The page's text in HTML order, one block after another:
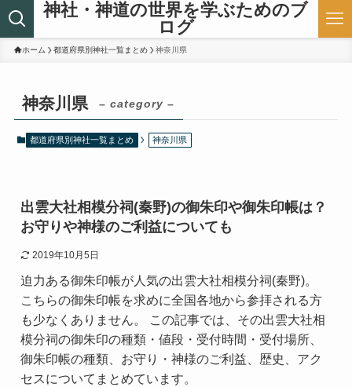
神社・神道の世界を学ぶためのブ
ログ
ホーム 都道府県別神社一覧まとめ 神奈川県
神奈川県 – category –
都道府県別神社一覧まとめ 神奈川県
出雲大社相模分祠(秦野)の御朱印や御朱印帳は？
お守りや神様のご利益についても
2019年10月5日
迫力ある御朱印帳が人気の出雲大社相模分祠(秦野)。
こちらの御朱印帳を求めに全国各地から参拝される方
も少なくありません。 この記事では、その出雲大社相
模分祠の御朱印の種類・値段・受付時間・受付場所、
御朱印帳の種類、お守り・神様のご利益、歴史、アク
セスについてまとめています。